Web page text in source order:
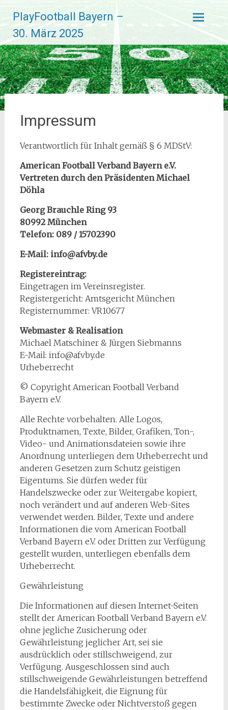
Inhalt
springen
PlayFootball Bayern –
30. März 2025
Impressum
Verantwortlich für Inhalt gemäß § 6 MDStV:
American Football Verband Bayern e.V.
Vertreten durch den Präsidenten Michael
Döhla
Georg Brauchle Ring 93
80992 München
Telefon: 089 / 15702390
E-Mail: info@afvby.de
Registereintrag:
Eingetragen im Vereinsregister.
Registergericht: Amtsgericht München
Registernummer: VR10677
Webmaster & Realisation
Michael Matschiner & Jürgen Siebmanns
E-Mail: info@afvby.de
Urheberrecht
© Copyright American Football Verband
Bayern e.V.
Alle Rechte vorbehalten. Alle Logos,
Produktnamen, Texte, Bilder, Grafiken, Ton-,
Video- und Animationsdateien sowie ihre
Anordnung unterliegen dem Urheberrecht und
anderen Gesetzen zum Schutz geistigen
Eigentums. Sie dürfen weder für
Handelszwecke oder zur Weitergabe kopiert,
noch verändert und auf anderen Web-Sites
verwendet werden. Bilder, Texte und andere
Informationen die vom American Football
Verband Bayern e.V. oder Dritten zur Verfügung
gestellt wurden, unterliegen ebenfalls dem
Urheberrecht.
Gewährleistung
Die Informationen auf diesen Internet-Seiten
stellt der American Football Verband Bayern e.V.
ohne jegliche Zusicherung oder
Gewährleistung jeglicher Art, sei sie
ausdrücklich oder stillschweigend, zur
Verfügung. Ausgeschlossen sind auch
stillschweigende Gewährleistungen betreffend
die Handelsfähigkeit, die Eignung für
bestimmte Zwecke oder Nichtverstoß gegen